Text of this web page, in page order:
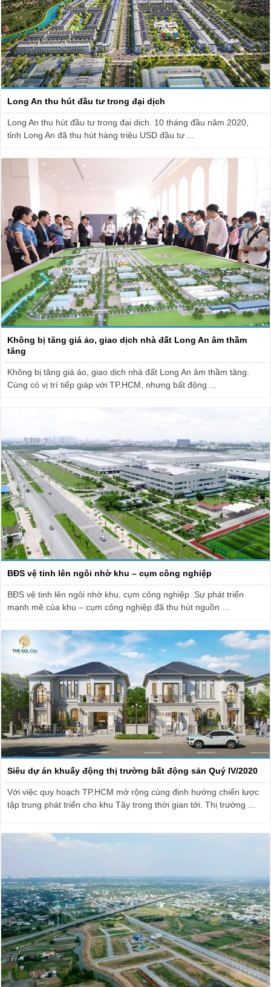
Long An thu hút đầu tư trong đại dịch
Long An thu hút đầu tư trong đại dịch. 10 tháng đầu năm 2020,
tỉnh Long An đã thu hút hàng triệu USD đầu tư ...
Không bị tăng giá ảo, giao dịch nhà đất Long An âm thầm
tăng
Không bị tăng giá ảo, giao dịch nhà đất Long An âm thầm tăng.
Cùng có vị trí tiếp giáp với TP.HCM, nhưng bất động ...
BĐS vệ tinh lên ngôi nhờ khu – cụm công nghiệp
BĐS vệ tinh lên ngôi nhờ khu, cụm công nghiệp. Sự phát triển
mạnh mẽ của khu – cụm công nghiệp đã thu hút nguồn ...
Siêu dự án khuấy động thị trường bất động sản Quý IV/2020
Với việc quy hoạch TP.HCM mở rộng cùng định hướng chiến lược
tập trung phát triển cho khu Tây trong thời gian tới. Thị trường ...